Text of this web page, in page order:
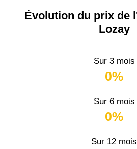
Évolution du prix de
Lozay
Sur 3 mois
0%
Sur 6 mois
0%
Sur 12 mois